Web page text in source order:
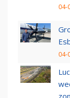
04-
04-